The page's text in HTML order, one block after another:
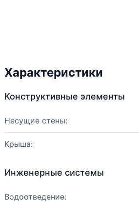
Характеристики
Конструктивные элементы
Несущие стены:
Крыша:
Инженерные системы
Водоотведение: